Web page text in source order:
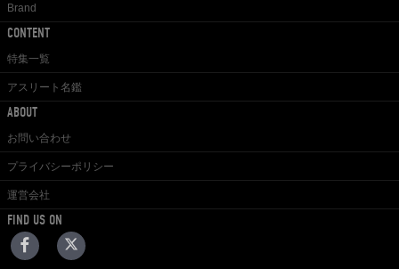
Brand
CONTENT
特集一覧
アスリート名鑑
ABOUT
お問い合わせ
プライバシーポリシー
運営会社
FIND US ON